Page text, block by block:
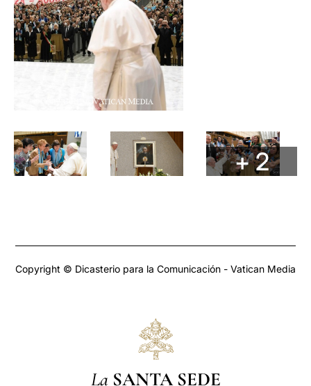
+ 2
Copyright © Dicasterio para la Comunicación - Vatican Media
La SANTA SEDE